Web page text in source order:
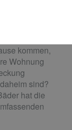
kommen,
Wohnung
sind?
hat die